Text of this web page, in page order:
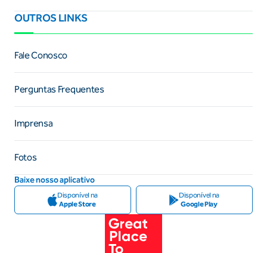
OUTROS LINKS
Fale Conosco
Perguntas Frequentes
Imprensa
Fotos
Baixe nosso aplicativo
Disponível na
Apple Store
Disponível na
Google Play